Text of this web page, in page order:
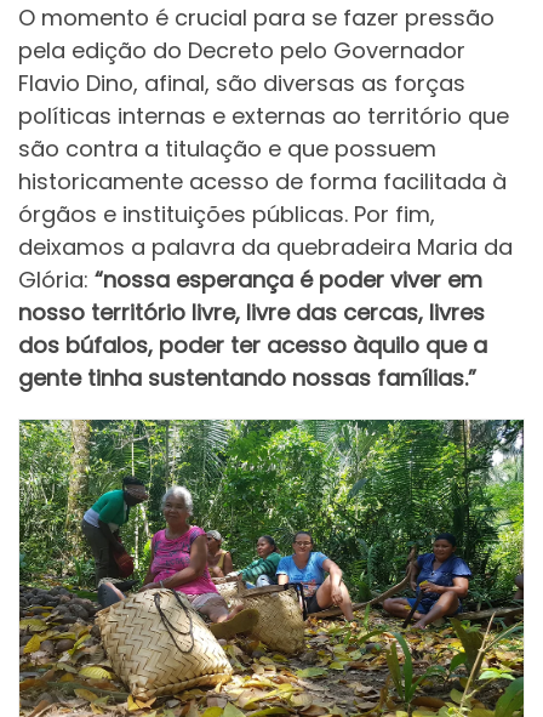
O momento é crucial para se fazer pressão
pela edição do Decreto pelo Governador
Flavio Dino, afinal, são diversas as forças
políticas internas e externas ao território que
são contra a titulação e que possuem
historicamente acesso de forma facilitada à
órgãos e instituições públicas. Por fim,
deixamos a palavra da quebradeira Maria da
Glória: “nossa esperança é poder viver em
nosso território livre, livre das cercas, livres
dos búfalos, poder ter acesso àquilo que a
gente tinha sustentando nossas famílias.”